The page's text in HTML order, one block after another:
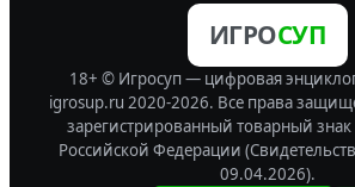
ИГРОСУП
18+ © Игросуп — цифровая
igrosup.ru 2020-2026. Все права
зарегистрированный товарный
Российской Федерации
09.04.2026).